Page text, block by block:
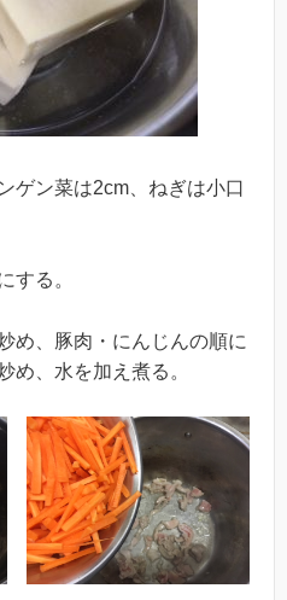
ゲン菜は2cm、ねぎは小口
する。
め、豚肉・にんじんの順に
め、水を加え煮る。